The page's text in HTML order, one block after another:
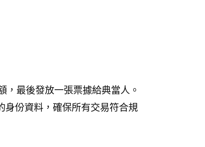
，最後發放一張票據給典當人。
身份資料，確保所有交易符合規